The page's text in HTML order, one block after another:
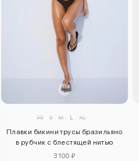
XS S M L XL
Плавки бикини трусы бразильяно
в рубчик с блестящей нитью
3100 ₽